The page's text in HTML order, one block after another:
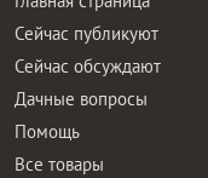
Сейчас публикуют
Сейчас обсуждают
Дачные вопросы
Помощь
Все товары